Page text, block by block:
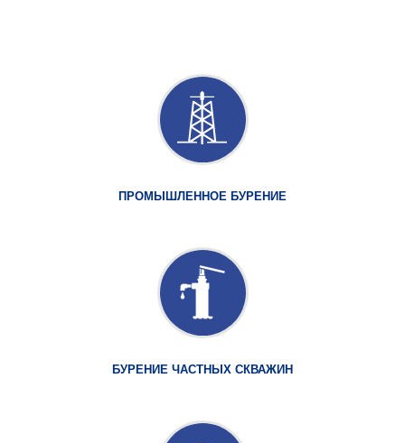
ПРОМЫШЛЕННОЕ БУРЕНИЕ
БУРЕНИЕ ЧАСТНЫХ СКВАЖИН